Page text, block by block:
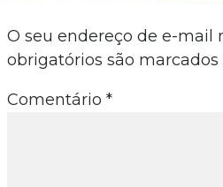
O seu endereço de e-mail
obrigatórios são marcados
Comentário *